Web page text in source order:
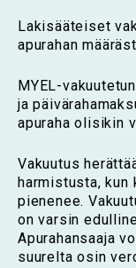
Lakisääteiset
apurahan
MYEL-
ja
apuraha olisikin
Vakuutus
harmistusta, kun
pienenee.
on varsin
Apurahansaaja
suurelta osin